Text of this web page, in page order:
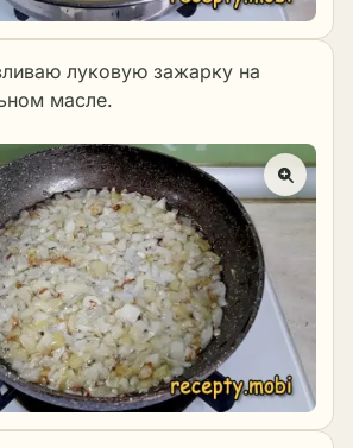
луковую зажарку на
масле.